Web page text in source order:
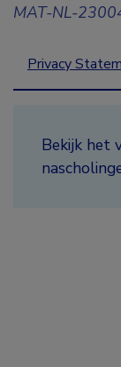
MAT-NL-
Privacy
Bekijk het